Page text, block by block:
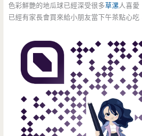
色彩鮮艷的地瓜球已經深受很多草漯人喜愛
已經有家長會買來給小朋友當下午茶點心吃